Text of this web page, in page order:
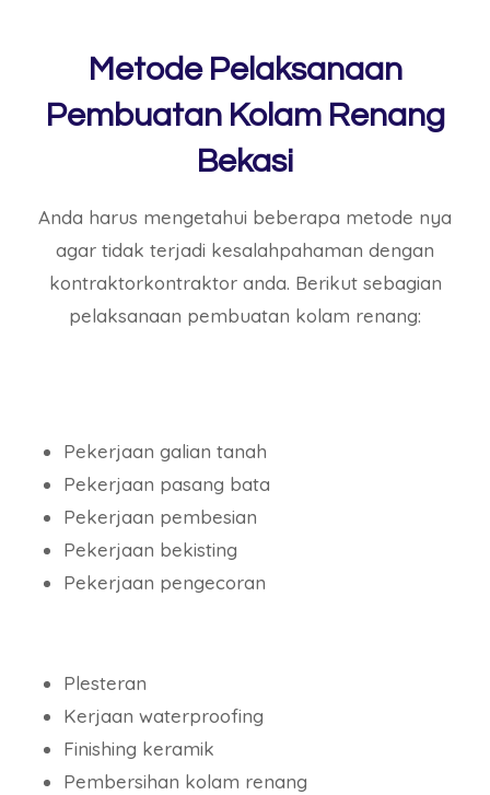
Metode Pelaksanaan
Pembuatan Kolam Renang
Bekasi
Anda harus mengetahui beberapa metode nya
agar tidak terjadi kesalahpahaman dengan
kontraktorkontraktor anda. Berikut sebagian
pelaksanaan pembuatan kolam renang:
Pekerjaan galian tanah
Pekerjaan pasang bata
Pekerjaan pembesian
Pekerjaan bekisting
Pekerjaan pengecoran
Plesteran
Kerjaan waterproofing
Finishing keramik
Pembersihan kolam renang